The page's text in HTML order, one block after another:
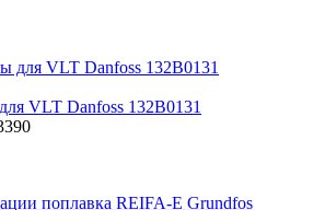
VLT Danfoss 132B0131